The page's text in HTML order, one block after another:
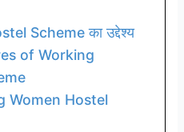
Scheme का उद्देश्य
of Working
Women Hostel